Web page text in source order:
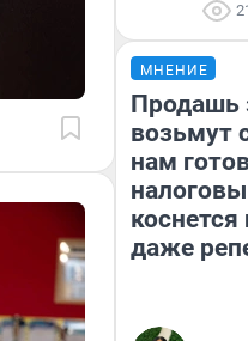
МНЕНИЕ
Продашь
возьмут
нам
даже